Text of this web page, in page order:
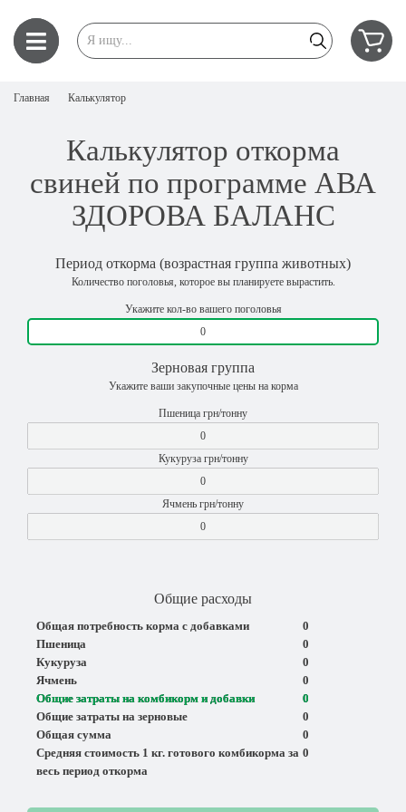
Главная Калькулятор
Калькулятор откорма
свиней по программе АВА
ЗДОРОВА БАЛАНС
Период откорма (возрастная группа животных)
Количество поголовья, которое вы планируете вырастить.
Укажите кол-во вашего поголовья
Зерновая группа
Укажите ваши закупочные цены на корма
Пшеница грн/тонну
Кукуруза грн/тонну
Ячмень грн/тонну
Общие расходы
Общая потребность корма с добавками
0
Пшеница
0
Кукуруза
0
Ячмень
0
Общие затраты на комбикорм и добавки
0
Общие затраты на зерновые
0
Общая сумма
0
Средняя стоимость 1 кг. готового комбикорма за
весь период откорма
0